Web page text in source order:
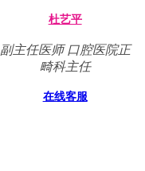
杜艺平
副主任医师 口腔医院正
畸科主任
在线客服